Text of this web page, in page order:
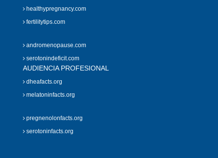
healthypregnancy.com
fertilitytips.com
andromenopause.com
serotonindeficit.com
AUDIENCIA PROFESIONAL
dheafacts.org
melatoninfacts.org
pregnenolonfacts.org
serotoninfacts.org